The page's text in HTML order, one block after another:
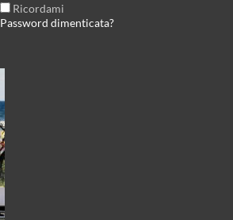
Ricordami
Password dimenticata?